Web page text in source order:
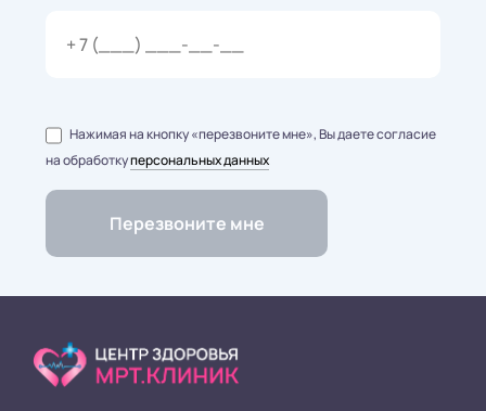
Нажимая на кнопку «перезвоните мне», Вы даете согласие
на обработкуперсональных данных